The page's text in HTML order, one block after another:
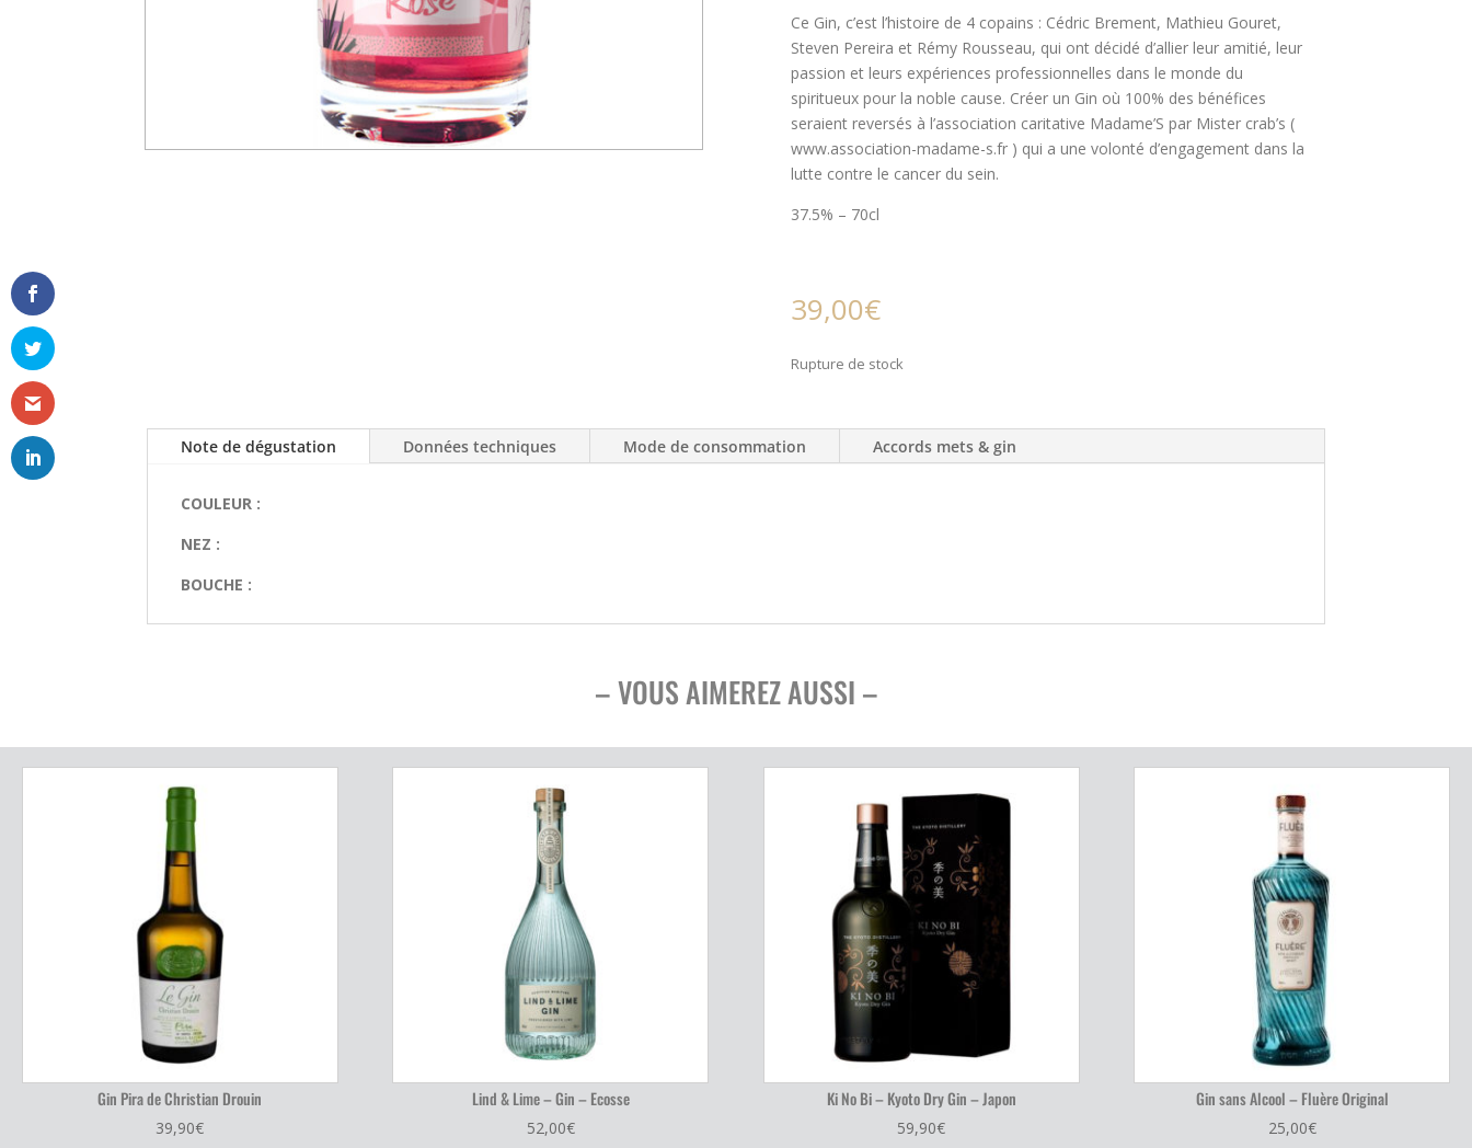
Ce Gin, c’est l’histoire de 4 copains : Cédric Brement, Mathieu Gouret,
Steven Pereira et Rémy Rousseau, qui ont décidé d’allier leur amitié, leur
passion et leurs expériences professionnelles dans le monde du
spiritueux pour la noble cause. Créer un Gin où 100% des bénéfices
seraient reversés à l’association caritative Madame’S par Mister crab’s (
www.association-madame-s.fr ) qui a une volonté d’engagement dans la
lutte contre le cancer du sein.
37.5% – 70cl
39,00€
Rupture de stock
Note de dégustation Données techniques Mode de consommation Accords mets & gin
COULEUR :
NEZ :
BOUCHE :
– VOUS AIMEREZ AUSSI –
Gin Pira de Christian Drouin
39,90€
Lind & Lime – Gin – Ecosse
52,00€
Ki No Bi – Kyoto Dry Gin – Japon
59,90€
Gin sans Alcool – Fluère Original
25,00€